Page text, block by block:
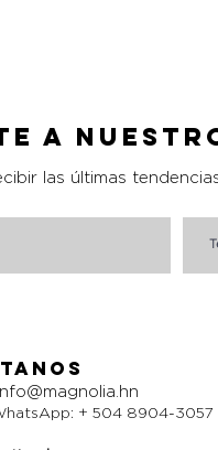
a
las últimas
+ 504 8904-3057